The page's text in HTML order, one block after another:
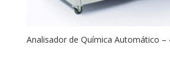
Analisador de Química Automático